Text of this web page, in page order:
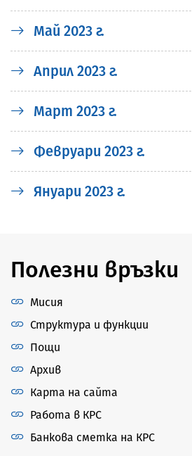
Май 2023 г.
Април 2023 г.
Март 2023 г.
Февруари 2023 г.
Януари 2023 г.
Полезни връзки
Мисия
Структура и функции
Пощи
Архив
Карта на сайта
Работа в КРС
Банкова сметка на КРС